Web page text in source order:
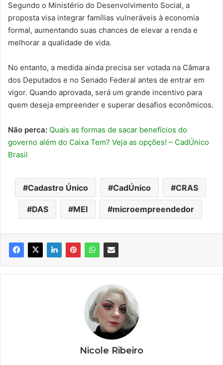
Segundo o Ministério do Desenvolvimento Social, a
proposta visa integrar famílias vulneráveis à economia
formal, aumentando suas chances de elevar a renda e
melhorar a qualidade de vida.
No entanto, a medida ainda precisa ser votada na Câmara
dos Deputados e no Senado Federal antes de entrar em
vigor. Quando aprovada, será um grande incentivo para
quem deseja empreender e superar desafios econômicos.
Não perca: Quais as formas de sacar benefícios do
governo além do Caixa Tem? Veja as opções! – CadÚnico
Brasil
Cadastro Único CadÚnico CRAS
DAS MEI microempreendedor
Nicole Ribeiro